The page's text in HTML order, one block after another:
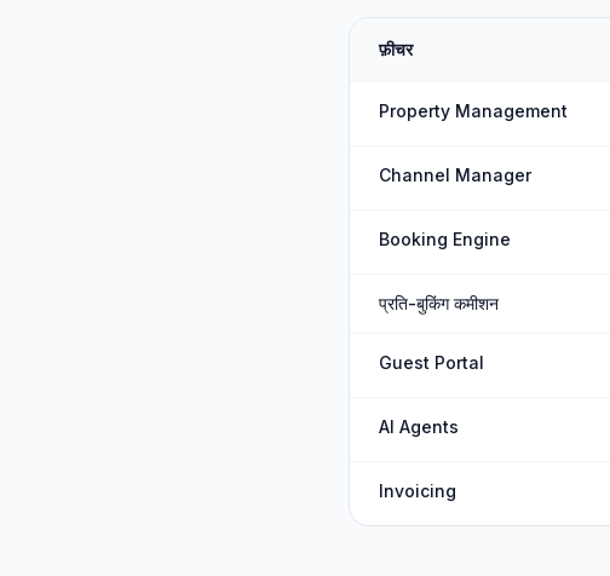
फ़ीचर
Property Management
Channel Manager
Booking Engine
प्रति-बुकिंग कमीशन
Guest Portal
AI Agents
Invoicing